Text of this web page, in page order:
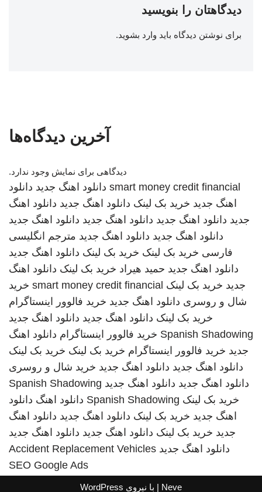
دیدگاهتان را بنویسید
برای نوشتن دیدگاه باید وارد بشوید.
آخرین دیدگاه‌ها
دیدگاهی برای نمایش وجود ندارد.
smart money credit financial دانلود اهنگ جدید دانلود
اهنگ جدید خرید بک لینک دانلود اهنگ جدید دانلود اهنگ
جدید دانلود اهنگ جدید دانلود اهنگ جدید دانلود اهنگ جدید
دانلود اهنگ جدید دانلود اهنگ جدید مترجم انگلیسی
فارسی خرید بک لینک خرید بک لینک دانلود اهنگ جدید
دانلود اهنگ جدید حمید هیراد خرید بک لینک دانلود اهنگ
جدید خرید بک لینک smart money credit financial خرید
شال و روسری دانلود اهنگ جدید خرید فالوور اینستاگرام
خرید بک لینک دانلود اهنگ جدید دانلود اهنگ جدید
Spanish Shadowing خرید فالوور اینستاگرام دانلود اهنگ
جدید خرید فالوور اینستاگرام خرید بک لینک خرید بک لینک
دانلود اهنگ جدید دانلود اهنگ جدید خرید شال و روسری
دانلود اهنگ جدید دانلود اهنگ جدید Spanish Shadowing
خرید بک لینک Spanish Shadowing دانلود اهنگ دانلود
اهنگ جدید خرید بک لینک دانلود اهنگ جدید دانلود اهنگ
جدید خرید بک لینک دانلود اهنگ جدید دانلود اهنگ جدید
دانلود اهنگ جدید Accident Replacement Vehicles
SEO Google Ads
Neve | با نیروی WordPress